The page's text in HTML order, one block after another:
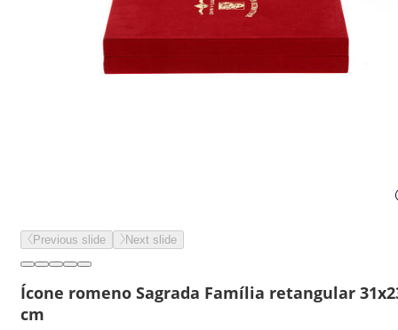
Previous slide Next slide
Ícone romeno Sagrada Família retangular
cm